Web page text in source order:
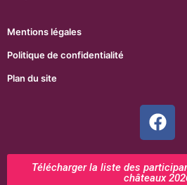
Mentions légales
Politique de confidentialité
Plan du site
Télécharger la liste des
châteaux